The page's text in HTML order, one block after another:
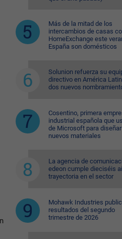
Más de la mitad de los
intercambios de casas
HomeExchange este
España son domésticos
Solunion refuerza su
directivo en América
dos nuevos
Cosentino, primera
industrial española que
de Microsoft para diseñar
nuevos materiales
La agencia de
edeon cumple dieciséis
trayectoria en el sector
Mohawk Industries
resultados del segundo
trimestre de 2026